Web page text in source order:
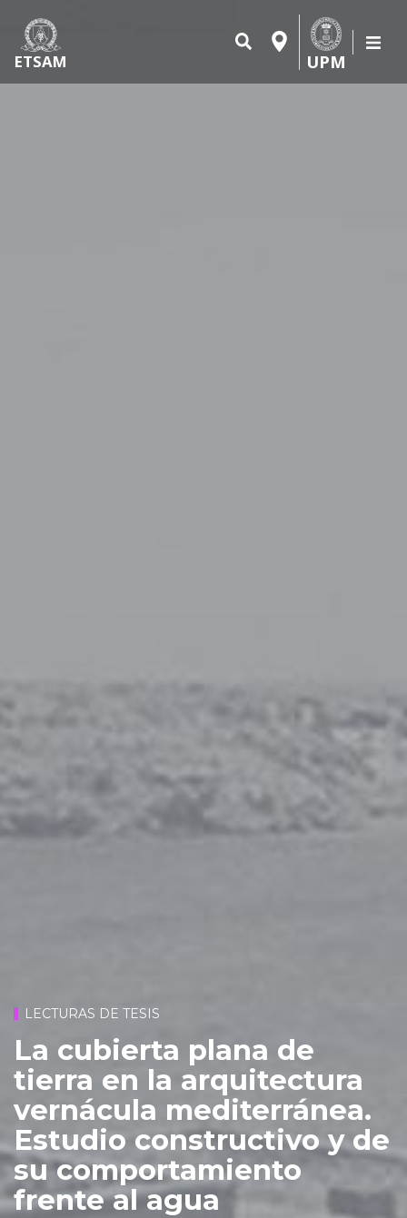
ETSAM UPM
LECTURAS DE TESIS
La cubierta plana de
tierra en la arquitectura
vernácula mediterránea.
Estudio constructivo y de
su comportamiento
frente al agua